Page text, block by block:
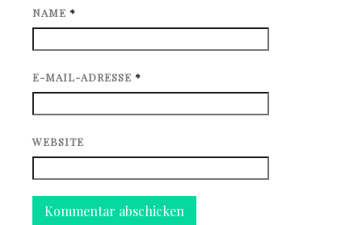
NAME *
E-MAIL-ADRESSE *
WEBSITE